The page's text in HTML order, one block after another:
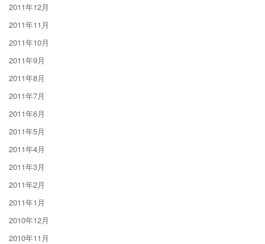
2011年12月
2011年11月
2011年10月
2011年9月
2011年8月
2011年7月
2011年6月
2011年5月
2011年4月
2011年3月
2011年2月
2011年1月
2010年12月
2010年11月